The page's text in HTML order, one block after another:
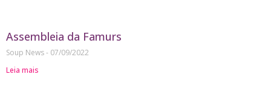
Assembleia da Famurs
Soup News
07/09/2022
Leia mais